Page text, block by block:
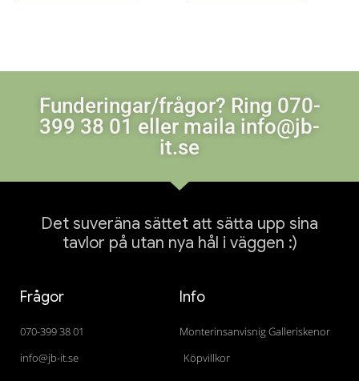
Funderingar/frågor? Ring 070-
399 38 01 eller maila info@jb-
it.se
Det suveräna sättet att sätta upp sina
tavlor på utan nya hål i väggen :)
Frågor
070-399 38 01
info@jb-it.se
Info
Monterinsanvisnig Galleriskenor
Köpvillkor